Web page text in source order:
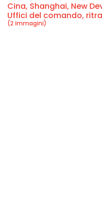
Cina, Shanghai, New
Uffici del comando,
(2 immagini)